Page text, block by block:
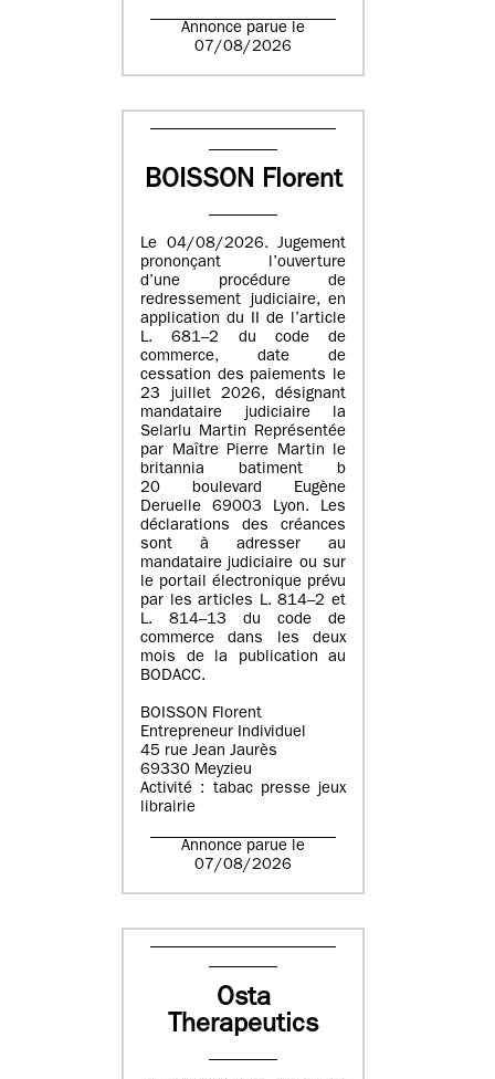
Annonce parue le
07/08/2026
BOISSON Florent
Le 04/08/2026. Jugement
prononçant l’ouverture
d’une procédure de
redressement judiciaire, en
application du II de l’article
L. 681–2 du code de
commerce, date de
cessation des paiements le
23 juillet 2026, désignant
mandataire judiciaire la
Selarlu Martin Représentée
par Maître Pierre Martin le
britannia batiment b
20 boulevard Eugène
Deruelle 69003 Lyon. Les
déclarations des créances
sont à adresser au
mandataire judiciaire ou sur
le portail électronique prévu
par les articles L. 814–2 et
L. 814–13 du code de
commerce dans les deux
mois de la publication au
BODACC.
BOISSON Florent
Entrepreneur Individuel
45 rue Jean Jaurès
69330 Meyzieu
Activité : tabac presse jeux
librairie
Annonce parue le
07/08/2026
Osta
Therapeutics